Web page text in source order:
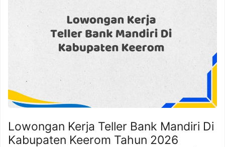
Lowongan Kerja Teller Bank Mandiri Di
Kabupaten Keerom Tahun 2026